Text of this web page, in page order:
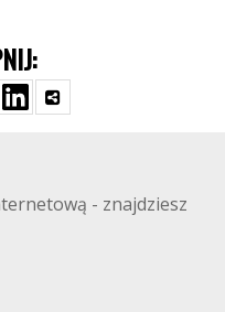
- znajdziesz